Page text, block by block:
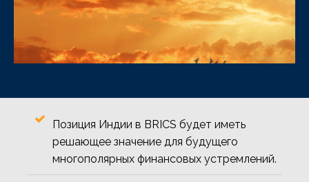
Позиция Индии в BRICS будет иметь
решающее значение для будущего
многополярных финансовых устремлений.